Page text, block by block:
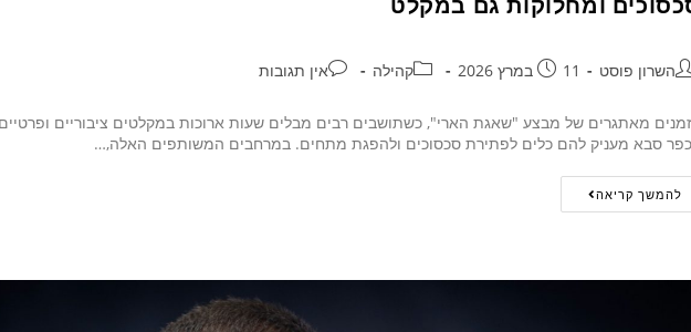
השרון פוסט 11 במרץ 2026 קהילה אין תגובות
מאתגרים של מבצע "שאגת הארי", כשתושבים רבים מבלים שעות ארוכות במקלטים ציבוריים
סבא מעניק להם כלים לפתירת סכסוכים ולהפגת מתחים. במרחבים המשותפים האלה,…
להמשך קריאה